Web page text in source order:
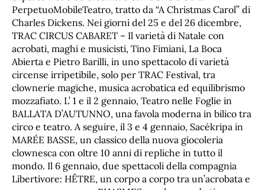
PerpetuoMobileTeatro, tratto da “A Christmas Carol” di
Charles Dickens. Nei giorni del 25 e del 26 dicembre,
TRAC CIRCUS CABARET – Il varietà di Natale con
acrobati, maghi e musicisti, Tino Fimiani, La Boca
Abierta e Pietro Barilli, in uno spettacolo di varietà
circense irripetibile, solo per TRAC Festival, tra
clownerie magiche, musica acrobatica ed equilibrismo
mozzafiato. L’ 1 e il 2 gennaio, Teatro nelle Foglie in
BALLATA D’AUTUNNO, una favola moderna in bilico tra
circo e teatro. A seguire, il 3 e 4 gennaio, Sacékripa in
MARÉE BASSE, un classico della nuova giocoleria
clownesca con oltre 10 anni di repliche in tutto il
mondo. Il 6 gennaio, due spettacoli della compagnia
Libertivore: HÊTRE, un corpo a corpo tra un’acrobata e